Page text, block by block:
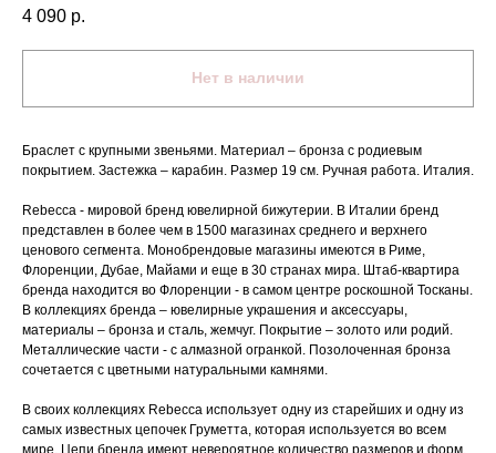
4 090 р.
Нет в наличии
Браслет с крупными звеньями. Материал – бронза с родиевым
покрытием. Застежка – карабин. Размер 19 см. Ручная работа. Италия.
Rebecca - мировой бренд ювелирной бижутерии. В Италии бренд
представлен в более чем в 1500 магазинах среднего и верхнего
ценового сегмента. Монобрендовые магазины имеются в Риме,
Флоренции, Дубае, Майами и еще в 30 странах мира. Штаб-квартира
бренда находится во Флоренции - в самом центре роскошной Тосканы.
В коллекциях бренда – ювелирные украшения и аксессуары,
материалы – бронза и сталь, жемчуг. Покрытие – золото или родий.
Металлические части - с алмазной огранкой. Позолоченная бронза
сочетается с цветными натуральными камнями.
В своих коллекциях Rebecca использует одну из старейших и одну из
самых известных цепочек Груметта, которая используется во всем
мире. Цепи бренда имеют невероятное количество размеров и форм,